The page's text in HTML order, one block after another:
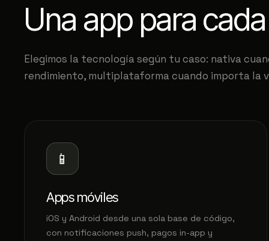
Una app para
Elegimos la tecnología según tu caso: nativa
rendimiento, multiplataforma cuando importa la
📱
Apps móviles
iOS y Android desde una sola base de código,
con notificaciones push, pagos in-app y